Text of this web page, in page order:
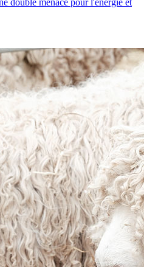
double menace pour l'énergie et